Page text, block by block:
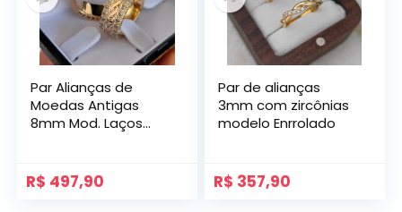
Par Alianças de
Moedas Antigas
8mm Mod. Laços
R$ 497,90
Par de alianças
3mm com zircônias
modelo Enrrolado
R$ 357,90